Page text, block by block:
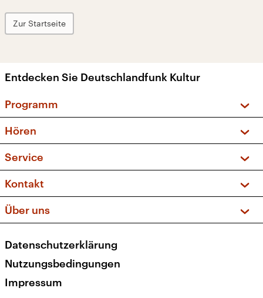
Zur Startseite
Entdecken Sie Deutschlandfunk Kultur
Programm
Sendungen und Podcasts
Musikliste
Kakadu – Das Kinderprogramm
Hören
Frequenzen (UKW + DAB+)
Service
FAQ
Apps
Newsletter
Kontakt
Social Media
Über uns
Presse
Karriere
Transparenz
Datenschutzerklärung
Nutzungsbedingungen
Impressum